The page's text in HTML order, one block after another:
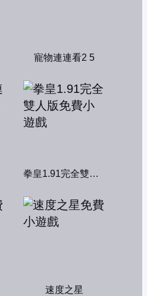
寵物連連看2 5
拳皇1.91完全雙人版
速度之星